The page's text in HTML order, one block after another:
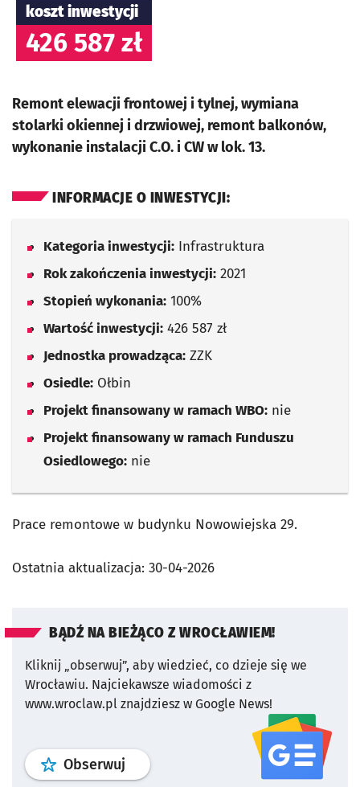
koszt inwestycji
426 587 zł
Remont elewacji frontowej i tylnej, wymiana
stolarki okiennej i drzwiowej, remont balkonów,
wykonanie instalacji C.O. i CW w lok. 13.
INFORMACJE O INWESTYCJI:
Kategoria inwestycji: Infrastruktura
Rok zakończenia inwestycji: 2021
Stopień wykonania: 100%
Wartość inwestycji: 426 587 zł
Jednostka prowadząca: ZZK
Osiedle: Ołbin
Projekt finansowany w ramach WBO: nie
Projekt finansowany w ramach Funduszu
Osiedlowego: nie
Prace remontowe w budynku Nowowiejska 29.
Ostatnia aktualizacja: 30-04-2026
BĄDŹ NA BIEŻĄCO Z WROCŁAWIEM!
Kliknij „obserwuj”, aby wiedzieć, co dzieje się we
Wrocławiu. Najciekawsze wiadomości z
www.wroclaw.pl znajdziesz w Google News!
Obserwuj profil serwisu